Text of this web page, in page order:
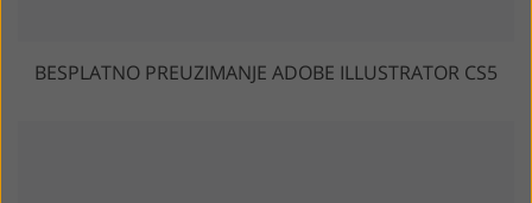
BESPLATNO PREUZIMANJE ADOBE ILLUSTRATOR CS5